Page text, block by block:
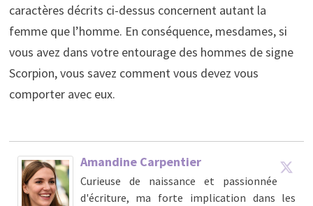
caractères décrits ci-dessus concernent autant la
femme que l’homme. En conséquence, mesdames, si
vous avez dans votre entourage des hommes de signe
Scorpion, vous savez comment vous devez vous
comporter avec eux.
Amandine Carpentier
Curieuse de naissance et passionnée
d'écriture, ma forte implication dans les